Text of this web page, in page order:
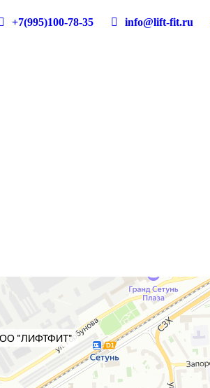
+7(995)100-78-35 info@lift-fit.ru